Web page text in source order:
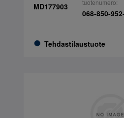
MD177903
Tehdastilaustuote
tuotenumero:
068-850-